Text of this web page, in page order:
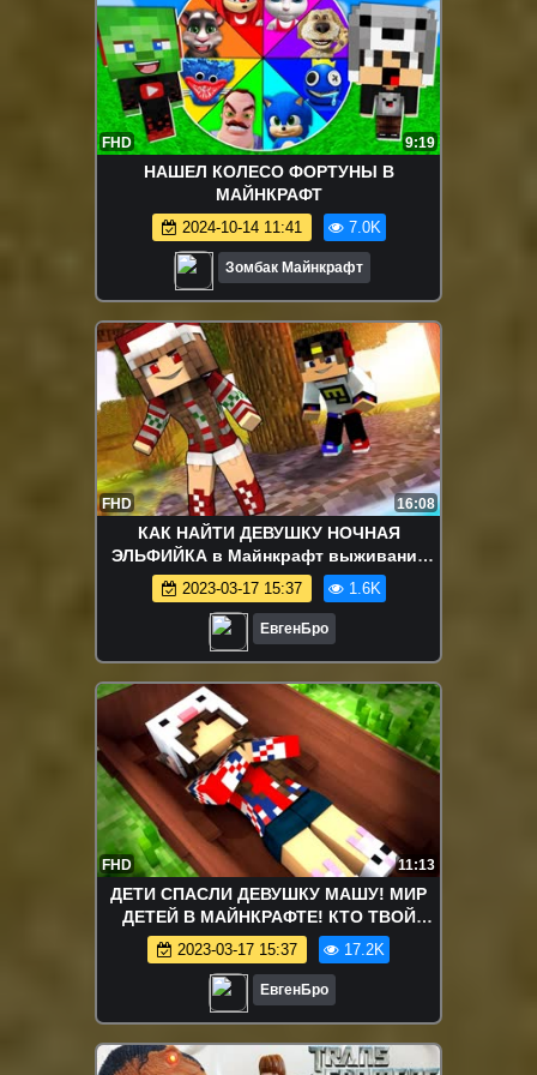
FHD 9:19
НАШЕЛ КОЛЕСО ФОРТУНЫ В
МАЙНКРАФТ
2024-10-14 11:41 7.0K
Зомбак Майнкрафт
FHD 16:08
КАК НАЙТИ ДЕВУШКУ НОЧНАЯ
ЭЛЬФИЙКА в Майнкрафт выживание
2017 деревня моды видео
2023-03-17 15:37 1.6K
ЕвгенБро
FHD 11:13
ДЕТИ СПАСЛИ ДЕВУШКУ МАШУ! МИР
ДЕТЕЙ В МАЙНКРАФТЕ! КТО ТВОЙ
ПАПОЧКА МАЙНКРАФТ! KIDS
MINECRAFT
2023-03-17 15:37 17.2K
ЕвгенБро